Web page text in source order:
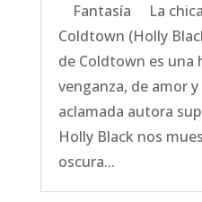
Fantasía La
Coldtown (Holly
de Coldtown es una
venganza, de amor
aclamada autora
Holly Black nos
oscura...